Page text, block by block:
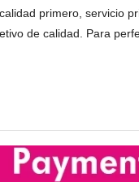
primero, servicio
de calidad. Para